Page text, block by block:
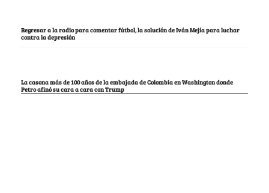
Regresar a la radio para comentar fútbol, la solución de Iván Mejía para luchar
contra la depresión
La casona más de 100 años de la embajada de Colombia en Washington donde
Petro afinó su cara a cara con Trump